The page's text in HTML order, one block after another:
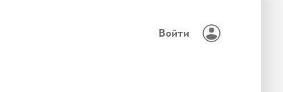
Войти